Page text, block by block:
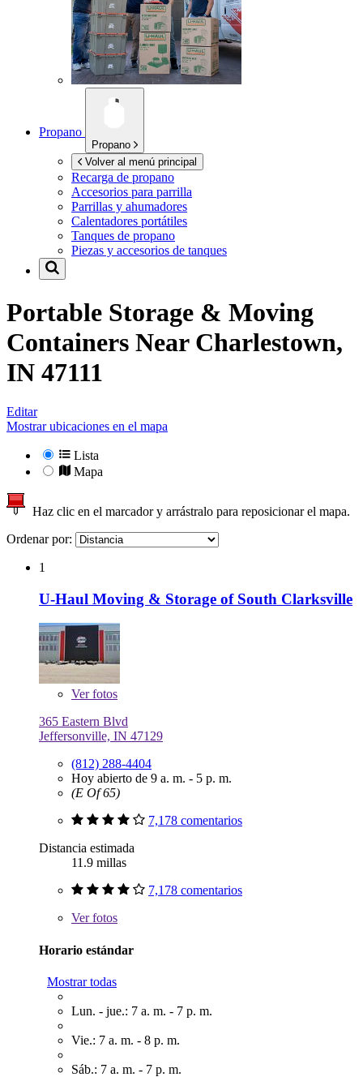
Propano
Propano
Volver al menú principal
Recarga de propano
Accesorios para parrilla
Parrillas y ahumadores
Calentadores portátiles
Tanques de propano
Piezas y accesorios de tanques
Portable Storage & Moving
Containers Near Charlestown,
IN 47111
Editar
Mostrar ubicaciones en el mapa
Lista
Mapa
Haz clic en el marcador y arrástralo para reposicionar el mapa.
Ordenar por:
1
U-Haul Moving & Storage of South Clarksville
Verfotos
365 Eastern Blvd
Jeffersonville, IN 47129
(812) 288-4404
Hoy abierto de 9 a. m. - 5 p. m.
(E Of 65)
7,178 comentarios
Distancia estimada
11.9 millas
7,178 comentarios
Verfotos
Horario estándar
Mostrar todas
Lun. - jue.: 7 a. m. - 7 p. m.
Vie.: 7 a. m. - 8 p. m.
Sáb.: 7 a. m. - 7 p. m.